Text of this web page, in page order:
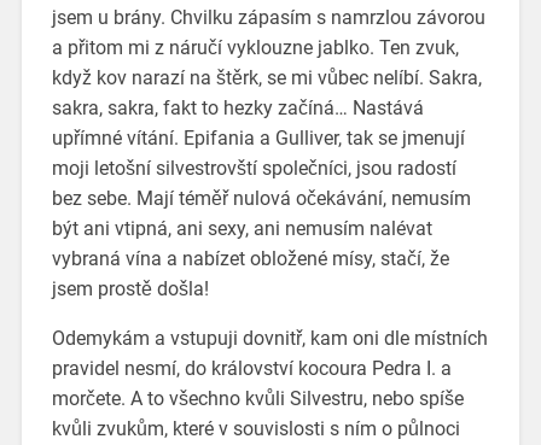
jsem u brány. Chvilku zápasím s namrzlou závorou
a přitom mi z náručí vyklouzne jablko. Ten zvuk,
když kov narazí na štěrk, se mi vůbec nelíbí. Sakra,
sakra, sakra, fakt to hezky začíná… Nastává
upřímné vítání. Epifania a Gulliver, tak se jmenují
moji letošní silvestrovští společníci, jsou radostí
bez sebe. Mají téměř nulová očekávání, nemusím
být ani vtipná, ani sexy, ani nemusím nalévat
vybraná vína a nabízet obložené mísy, stačí, že
jsem prostě došla!
Odemykám a vstupuji dovnitř, kam oni dle místních
pravidel nesmí, do království kocoura Pedra I. a
morčete. A to všechno kvůli Silvestru, nebo spíše
kvůli zvukům, které v souvislosti s ním o půlnoci